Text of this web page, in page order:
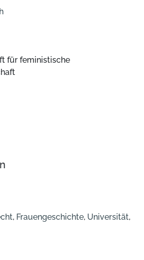
für feministische
, Frauengeschichte, Universität,